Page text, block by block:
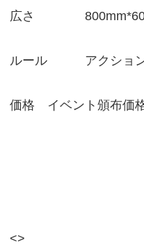
広さ
ルール アクション
価格 イベント頒布
<>